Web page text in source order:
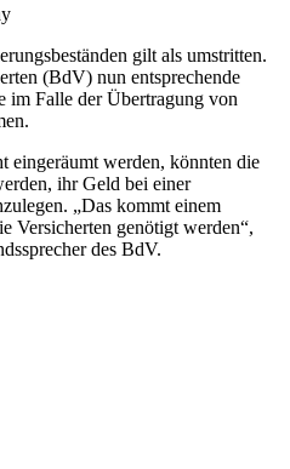
gilt als umstritten.
(BdV) nun entsprechende
im Falle der Übertragung von
eingeräumt werden, könnten die
ihr Geld bei einer
„Das kommt einem
Versicherten genötigt werden“,
des BdV.